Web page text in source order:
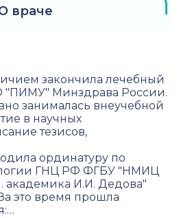
враче
закончила лечебный
"ПИМУ" Минздрава России.
занималась внеучебной
в научных
тезисов,
ординатуру по
ГНЦ РФ ФГБУ "НМИЦ
академика И.И. Дедова"
это время прошла